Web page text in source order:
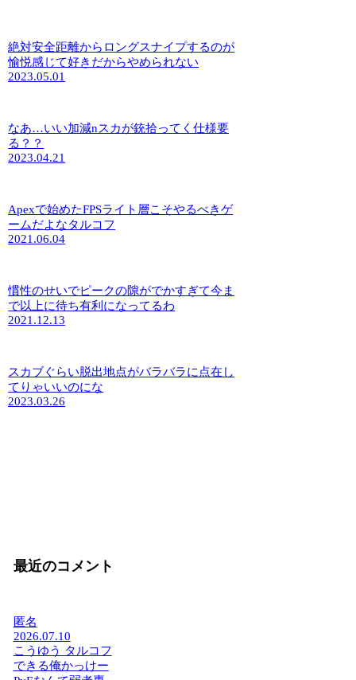
絶対安全距離からロングスナイプするのが
愉悦感じて好きだからやめられない
2023.05.01
なあ…いい加減nスカが銃拾ってく仕様要
る？？
2023.04.21
Apexで始めたFPSライト層こそやるべきゲ
ームだよなタルコフ
2021.06.04
慣性のせいでピークの隙がでかすぎて今ま
で以上に待ち有利になってるわ
2021.12.13
スカブぐらい脱出地点がバラバラに点在し
てりゃいいのにな
2023.03.26
最近のコメント
匿名
2026.07.10
こうゆう タルコフ
できる俺かっけー